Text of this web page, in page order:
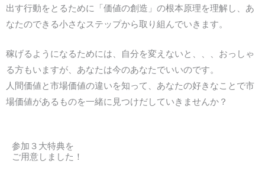
出す行動をとるために「価値の創造」の根本原理を理解し、あ
なたのできる小さなステップから取り組んでいきます。
稼げるようになるためには、自分を変えないと、、、おっしゃ
る方もいますが、あなたは今のあなたでいいのです。
人間価値と市場価値の違いを知って、あなたの好きなことで市
場価値があるものを一緒に見つけだしていきませんか？
参加３大特典を
ご用意しました！